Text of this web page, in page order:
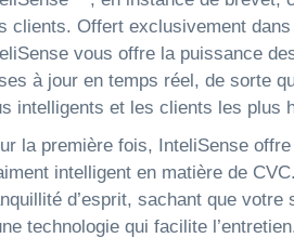
clients. Offert exclusivement
vous offre la puissance
à jour en temps réel, de sorte
intelligents et les clients les plus
la première fois, InteliSense
intelligent en matière de
d’esprit, sachant que
technologie qui facilite